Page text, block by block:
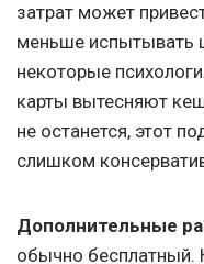
затрат может
меньше испытывать
некоторые
карты вытесняют
не останется, этот
слишком
Дополнительные
обычно бесплатный.